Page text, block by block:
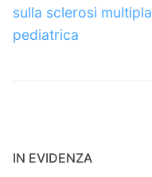
sulla sclerosi multipla
pediatrica
IN EVIDENZA